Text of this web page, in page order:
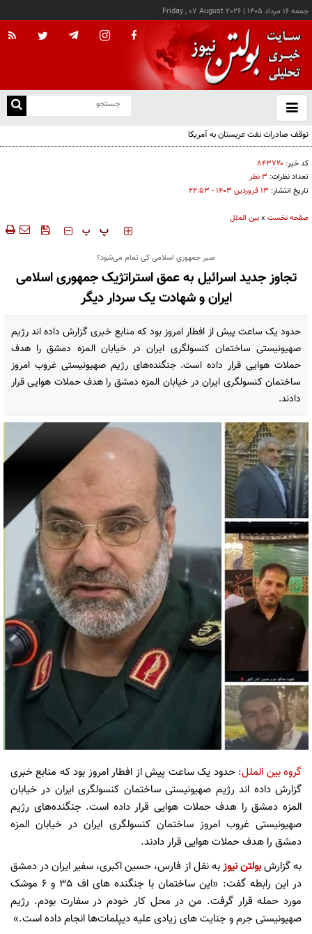
جمعه ۱۶ مرداد ۱۴۰۵ |
Friday , 07 August 2026
باز
و
توقف صادرات نفت عربستان به آمریکا
کد خبر: ۸۴۳۷۲۰
تعداد نظرات: ۳ نظر
تاریخ انتشار: ۱۳ فروردين ۱۴۰۳ - ۲۲:۵۳
صفحه نخست »بین الملل
‍‍‍ پ پ
صبر جمهوری اسلامی کی تمام می‌شود؟
تجاوز جدید اسرائیل به عمق استراتژیک جمهوری اسلامی
ایران و شهادت یک سردار دیگر
حدود یک ساعت پیش از افطار امروز بود که منابع خبری گزارش داده اند رژیم
صهیونیستی ساختمان کنسولگری ایران در خیابان المزه دمشق را هدف
حملات هوایی قرار داده است. جنگنده‌های رژیم صهیونیستی غروب امروز
ساختمان کنسولگری ایران در خیابان المزه دمشق را هدف حملات هوایی قرار
دادند.
گروه بین الملل: حدود یک ساعت پیش از افطار امروز بود که منابع خبری
گزارش داده اند رژیم صهیونیستی ساختمان کنسولگری ایران در خیابان
المزه دمشق را هدف حملات هوایی قرار داده است. جنگنده‌های رژیم
صهیونیستی غروب امروز ساختمان کنسولگری ایران در خیابان المزه
دمشق را هدف حملات هوایی قرار دادند.
به گزارشبولتن نیوز به نقل از فارس، حسین اکبری، سفیر ایران در دمشق
در این رابطه گفت: «این ساختمان با جنگنده های اف 35 و 6 موشک
مورد حمله قرار گرفت. من در محل کار خودم در سفارت بودم. رژیم
صهیونیستی جرم و جنایت های زیادی علیه دیپلمات‌ها انجام داده است.»